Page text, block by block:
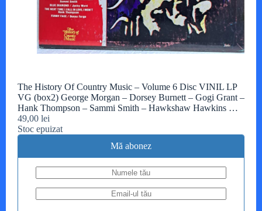
The History Of Country Music – Volume 6 Disc VINIL LP
VG (box2) George Morgan – Dorsey Burnett – Gogi Grant –
Hank Thompson – Sammi Smith – Hawkshaw Hawkins …
49,00 lei
Stoc epuizat
Mă abonez